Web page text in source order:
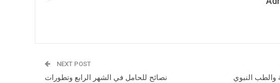
والطب النبوي
NEXT POST
نصائح للحامل في الشهر الرابع وتطورات